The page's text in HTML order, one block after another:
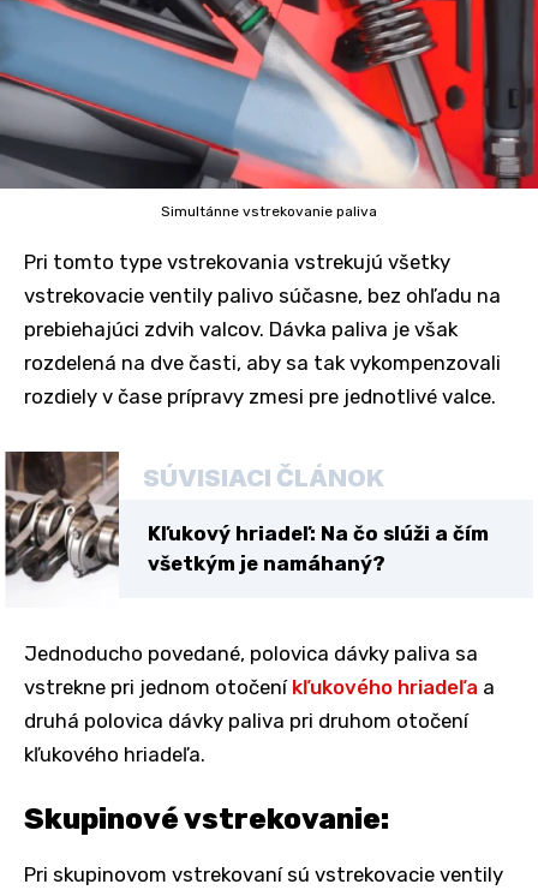
Simultánne vstrekovanie paliva
Pri tomto type vstrekovania vstrekujú všetky
vstrekovacie ventily palivo súčasne, bez ohľadu na
prebiehajúci zdvih valcov. Dávka paliva je však
rozdelená na dve časti, aby sa tak vykompenzovali
rozdiely v čase prípravy zmesi pre jednotlivé valce.
SÚVISIACI ČLÁNOK
Kľukový hriadeľ: Na čo slúži a čím
všetkým je namáhaný?
Jednoducho povedané, polovica dávky paliva sa
vstrekne pri jednom otočeníkľukového hriadeľa a
druhá polovica dávky paliva pri druhom otočení
kľukového hriadeľa.
Skupinové vstrekovanie:
Pri skupinovom vstrekovaní sú vstrekovacie ventily